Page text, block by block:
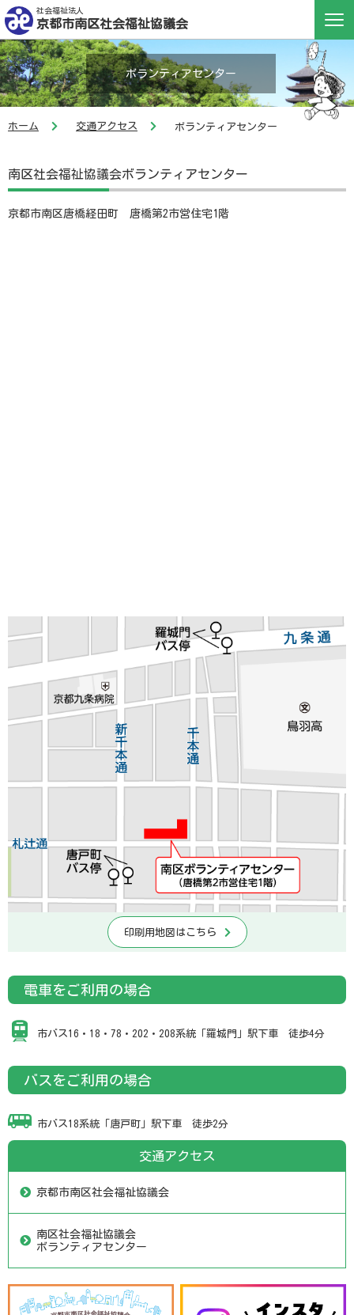
社会福祉法人
京都市南区社会福祉協議会
ボランティアセンター
ホーム 交通アクセス ボランティアセンター
南区社会福祉協議会ボランティアセンター
京都市南区唐橋経田町 唐橋第2市営住宅1階
印刷用地図はこちら
電車をご利用の場合
市バス16・18・78・202・208系統「羅城門」駅下車 徒歩4分
バスをご利用の場合
市バス18系統「唐戸町」駅下車 徒歩2分
交通アクセス
京都市南区社会福祉協議会
南区社会福祉協議会
ボランティアセンター